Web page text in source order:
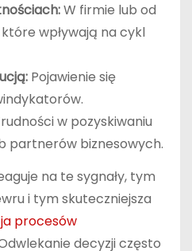
W firmie lub od
wpływają na cykl
Pojawienie się
w pozyskiwaniu
partnerów biznesowych.
na te sygnały, tym
i tym skuteczniejsza
procesów
decyzji często